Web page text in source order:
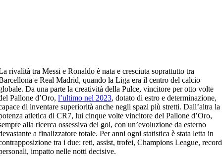
rivalità tra Messi e Ronaldo è nata e cresciuta soprattutto tra
e Real Madrid, quando la Liga era il centro del calcio
Da una parte la creatività della Pulce, vincitore per otto volte
Pallone d’Oro,l’ultimo nel 2023, dotato di estro e determinazione,
di inventare superiorità anche negli spazi più stretti. Dall’altra la
atletica di CR7, lui cinque volte vincitore del Pallone d’Oro,
alla ricerca ossessiva del gol, con un’evoluzione da esterno
a finalizzatore totale. Per anni ogni statistica è stata letta in
tra i due: reti, assist, trofei, Champions League, record
impatto nelle notti decisive.